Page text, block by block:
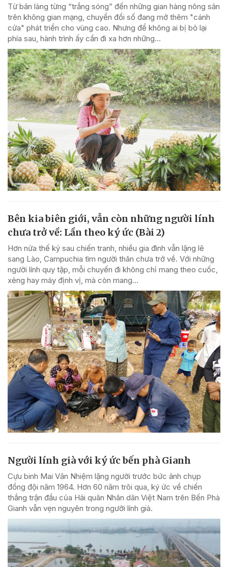
Từ bản làng từng “trắng sóng” đến những gian hàng nông sản
trên không gian mạng, chuyển đổi số đang mở thêm "cánh
cửa" phát triển cho vùng cao. Nhưng để không ai bị bỏ lại
phía sau, hành trình ấy cần đi xa hơn những...
Bên kia biên giới, vẫn còn những người lính
chưa trở về: Lần theo ký ức (Bài 2)
Hơn nửa thế kỷ sau chiến tranh, nhiều gia đình vẫn lặng lẽ
sang Lào, Campuchia tìm người thân chưa trở về. Với những
người lính quy tập, mỗi chuyến đi không chỉ mang theo cuốc,
xẻng hay máy định vị, mà còn mang...
Người lính già với ký ức bến phà Gianh
Cựu binh Mai Văn Nhiệm lặng người trước bức ảnh chụp
đồng đội năm 1964. Hơn 60 năm trôi qua, ký ức về chiến
thắng trận đầu của Hải quân Nhân dân Việt Nam trên Bến Phà
Gianh vẫn vẹn nguyên trong người lính già.